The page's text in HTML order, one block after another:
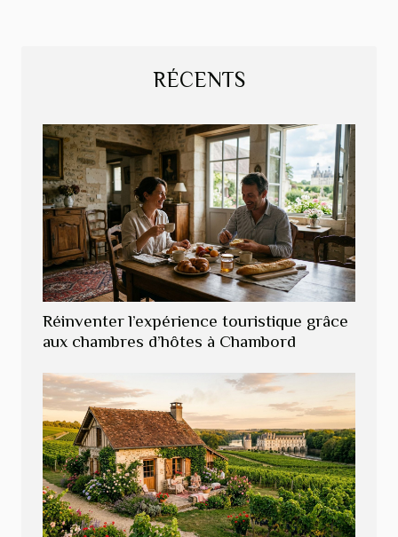
RÉCENTS
Réinventer l’expérience touristique grâce
aux chambres d’hôtes à Chambord